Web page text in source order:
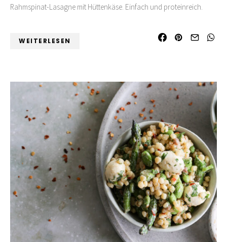
Rahmspinat-Lasagne mit Hüttenkäse. Einfach und proteinreich.
WEITERLESEN